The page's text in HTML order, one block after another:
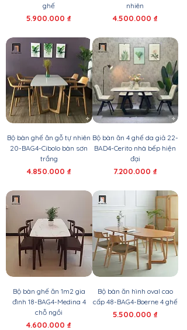
ghế
Giá
5.900.000 ₫
nhiên
Giá
4.500.000 ₫
Bộ bàn ghế ăn gỗ tự nhiên
20-BAG4-Cibolo bàn sơn
trắng
Giá
4.850.000 ₫
Bộ bàn ăn 4 ghế da giả 22-
BAD4-Cerito nhà bếp hiện
đại
Giá
7.200.000 ₫
Bộ bàn ghế ăn 1m2 gia
đình 18-BAG4-Medina 4
chỗ ngồi
Giá
4.600.000 ₫
Bộ bàn ăn hình oval cao
cấp 48-BAG4-Boerne 4 ghế
Giá
5.500.000 ₫